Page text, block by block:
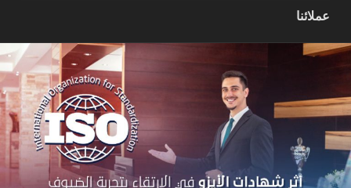
عملائنا